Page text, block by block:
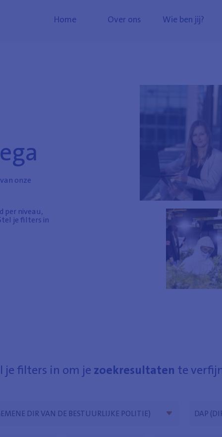
Home Over ons Wie ben jij?
onze
per niveau,
je filters in
je filters in om je zoekresultaten te
DIR VAN DE BESTUURLIJKE POLITIE) DAP